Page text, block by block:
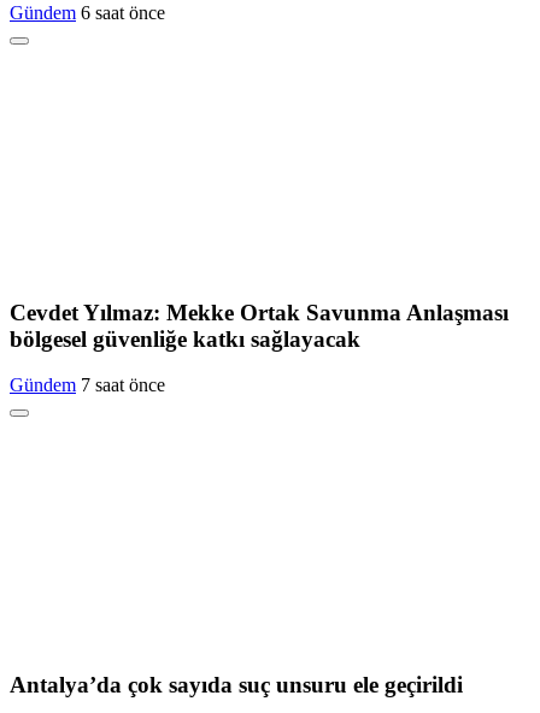
Gündem 6 saat önce
Cevdet Yılmaz: Mekke Ortak Savunma Anlaşması
bölgesel güvenliğe katkı sağlayacak
Gündem 7 saat önce
Antalya’da çok sayıda suç unsuru ele geçirildi